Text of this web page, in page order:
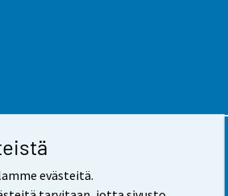
evästeitä.